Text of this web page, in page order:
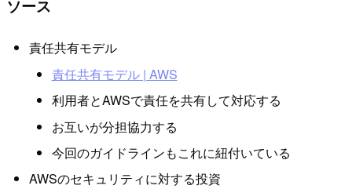
ソース
責任共有モデル
責任共有モデル | AWS
利用者とAWSで責任を共有して対応する
お互いが分担協力する
今回のガイドラインもこれに紐付いている
AWSのセキュリティに対する投資